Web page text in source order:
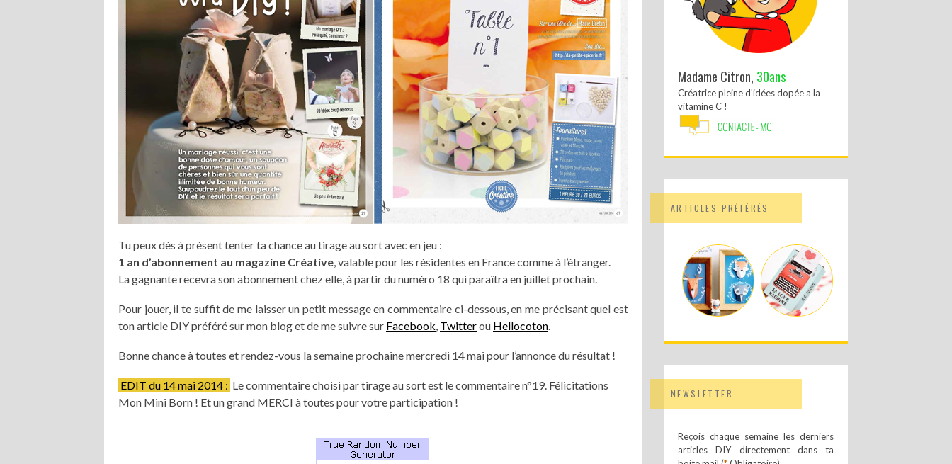
Tu peux dès à présent tenter ta chance au tirage au sort avec en jeu :
1 an d’abonnement au magazine Créative, valable pour les résidentes en France comme à l’étranger.
La gagnante recevra son abonnement chez elle, à partir du numéro 18 qui paraîtra en juillet prochain.
Pour jouer, il te suffit de me laisser un petit message en commentaire ci-dessous, en me précisant quel est
ton article DIY préféré sur mon blog et de me suivre sur Facebook, Twitterou Hellocoton.
Bonne chance à toutes et rendez-vous la semaine prochaine mercredi 14 mai pour l’annonce du résultat !
EDIT du 14 mai 2014 : Le commentaire choisi par tirage au sort est le commentaire n°19. Félicitations
Mon Mini Born ! Et un grand MERCI à toutes pour votre participation !
Madame Citron, 30ans
Créatrice pleine d'idées dopée a la
vitamine C !
ARTICLES PRÉFÉRÉS
NEWSLETTER
Reçois chaque semaine les derniers
articles DIY directement dans ta